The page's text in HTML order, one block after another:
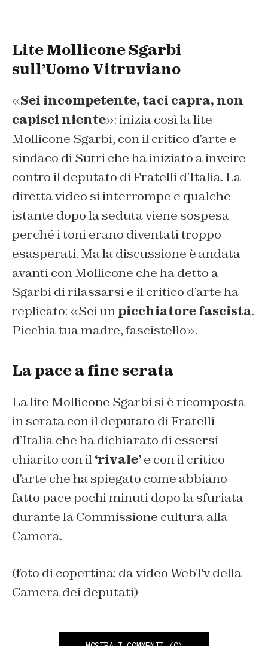
Lite Mollicone Sgarbi
sull’Uomo Vitruviano
«Sei incompetente, taci capra, non
capisci niente»: inizia così la lite
Mollicone Sgarbi, con il critico d’arte e
sindaco di Sutri che ha iniziato a inveire
contro il deputato di Fratelli d’Italia. La
diretta video si interrompe e qualche
istante dopo la seduta viene sospesa
perché i toni erano diventati troppo
esasperati. Ma la discussione è andata
avanti con Mollicone che ha detto a
Sgarbi di rilassarsi e il critico d’arte ha
replicato: «Sei unpicchiatore fascista.
Picchia tua madre, fascistello».
La pace a fine serata
La lite Mollicone Sgarbi si è ricomposta
in serata con il deputato di Fratelli
d’Italia che ha dichiarato di essersi
chiarito con il‘rivale’e con il critico
d’arte che ha spiegato come abbiano
fatto pace pochi minuti dopo la sfuriata
durante la Commissione cultura alla
Camera.
(foto di copertina: da video WebTv della
Camera dei deputati)